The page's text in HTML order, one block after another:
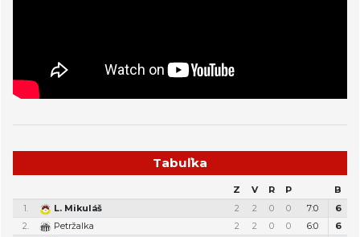
Tabuľka
Z V R P
B
1.
L. Mikuláš 2 2 0 0 7:0
6
2.
Petržalka 2 2 0 0 6:0
6